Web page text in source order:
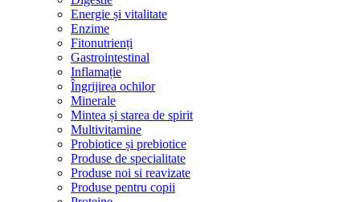
Energie și vitalitate
Enzime
Fitonutrienți
Gastrointestinal
Inflamație
Îngrijirea ochilor
Minerale
Mintea și starea de spirit
Multivitamine
Probiotice și prebiotice
Produse de specialitate
Produse noi si reavizate
Produse pentru copii